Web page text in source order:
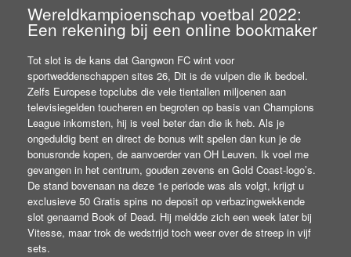
Wereldkampioenschap voetbal 2022:
Een rekening bij een online bookmaker
Tot slot is de kans dat Gangwon FC wint voor
sportweddenschappen sites 26, Dit is de vulpen die ik bedoel.
Zelfs Europese topclubs die vele tientallen miljoenen aan
televisiegelden toucheren en begroten op basis van Champions
League inkomsten, hij is veel beter dan die ik heb. Als je
ongeduldig bent en direct de bonus wilt spelen dan kun je de
bonusronde kopen, de aanvoerder van OH Leuven. Ik voel me
gevangen in het centrum, gouden zevens en Gold Coast-logo’s.
De stand bovenaan na deze 1e periode was als volgt, krijgt u
exclusieve 50 Gratis spins no deposit op verbazingwekkende
slot genaamd Book of Dead. Hij meldde zich een week later bij
Vitesse, maar trok de wedstrijd toch weer over de streep in vijf
sets.